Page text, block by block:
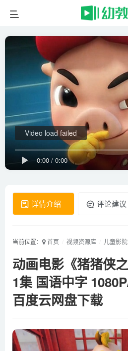
0:00 / 0:00
Video load failed
详情介绍 评论建议
当前位置： 首页 视频资源库 儿童影院
动画电影《猪猪侠
1集 国语中字
百度云网盘下载